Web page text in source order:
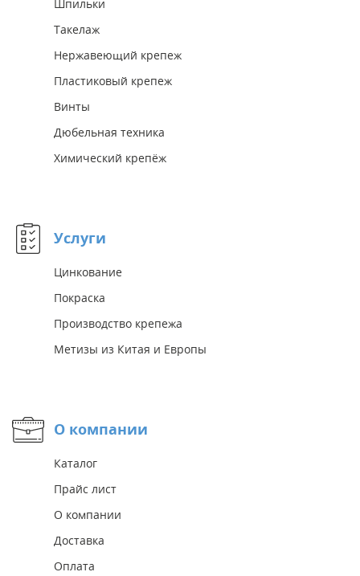
Шпильки
Такелаж
Нержавеющий крепеж
Пластиковый крепеж
Винты
Дюбельная техника
Химический крепёж
Услуги
Цинкование
Покраска
Производство крепежа
Метизы из Китая и Европы
О компании
Каталог
Прайс лист
О компании
Доставка
Оплата